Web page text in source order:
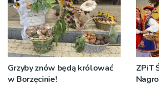
Grzyby znów będą królować
w Borzęcinie!
ZPiT